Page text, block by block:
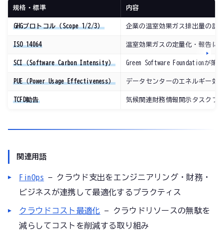
規格・標準 内容
GHGプロトコル（Scope 1/2/3） 企業の温室効果ガス排出量の計
ISO 14064 温室効果ガスの定量化・報告に
SCI（Software Carbon Intensity） Green Software Foundationが策
PUE（Power Usage Effectiveness） データセンターのエネルギー効
TCFD勧告 気候関連財務情報開示タスクフ
関連用語
FinOps — クラウド支出をエンジニアリング・財務・
ビジネスが連携して最適化するプラクティス
クラウドコスト最適化 — クラウドリソースの無駄を
減らしてコストを削減する取り組み